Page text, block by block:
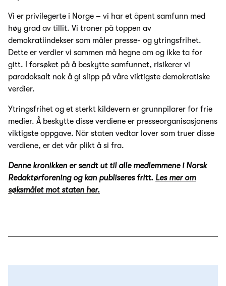
Vi er privilegerte i Norge – vi har et åpent samfunn med
høy grad av tillit. Vi troner på toppen av
demokratiindekser som måler presse- og ytringsfrihet.
Dette er verdier vi sammen må hegne om og ikke ta for
gitt. I forsøket på å beskytte samfunnet, risikerer vi
paradoksalt nok å gi slipp på våre viktigste demokratiske
verdier.
Ytringsfrihet og et sterkt kildevern er grunnpilarer for frie
medier. Å beskytte disse verdiene er presseorganisasjonens
viktigste oppgave. Når staten vedtar lover som truer disse
verdiene, er det vår plikt å si fra.
Denne kronikken er sendt ut til alle medlemmene i Norsk
Redaktørforening og kan publiseres fritt. Les mer om
søksmålet mot staten her.